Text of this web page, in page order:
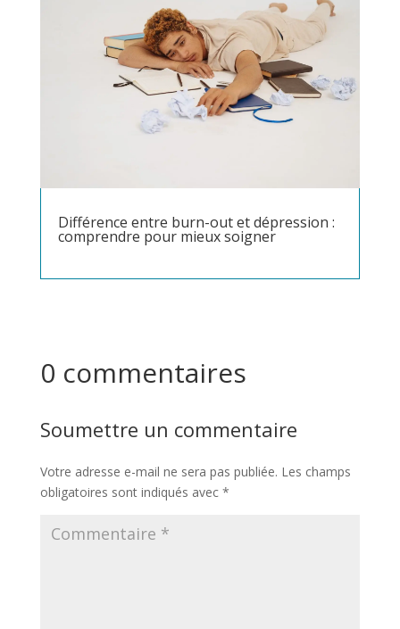
Différence entre burn-out et dépression :
comprendre pour mieux soigner
0 commentaires
Soumettre un commentaire
Votre adresse e-mail ne sera pas publiée. Les champs
obligatoires sont indiqués avec *